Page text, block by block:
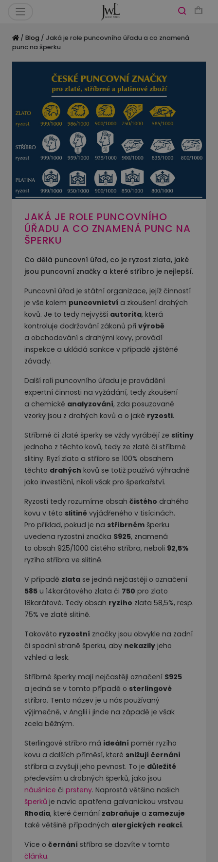
/ Blog / Jaká je role puncovního úřadu a co znamená
punc na šperku
JAKÁ JE ROLE PUNCOVNÍHO
ÚŘADU A CO ZNAMENÁ PUNC NA
ŠPERKU
Co dělá puncovní úřad, co je ryzost zlata, jaké
jsou puncovní značky a které stříbro je nejlepší.
Puncovní úřad je státní organizace, jejíž činností
je vše kolem puncovnictví a zkoušení drahých
kovů. Je to tedy nejvyšší autorita, která
kontroluje dodržování zákonů při výrobě
a obchodování s drahými kovy, provádí
inspekce a ukládá sankce v případě zjištěné
závady.
Další rolí puncovního úřadu je provádění
expertní činnosti na vyžádání, tedy zkoušení
a chemické analyzování, zda posuzované
vzorky jsou z drahých kovů a o jaké ryzosti.
Stříbrné či zlaté šperky se vždy vyrábějí ze slitiny
jednoho z těchto kovů, tedy ze zlaté či stříbrné
slitiny. Ryzí zlato a stříbro se 100% obsahem
těchto drahých kovů se totiž používá výhradně
jako investiční, nikoli však pro šperkařství.
Ryzostí tedy rozumíme obsah čistého drahého
kovu v této slitině vyjádřeného v tisícinách.
Pro příklad, pokud je na stříbrném šperku
uvedena ryzostní značka S925, znamená
to obsah 925/1000 čistého stříbra, neboli 92,5%
ryzího stříbra ve slitině.
V případě zlata se jedná nejčastěji o označení
585 u 14karátového zlata či 750 pro zlato
18karátové. Tedy obsah ryzího zlata 58,5%, resp.
75% ve zlaté slitině.
Takovéto ryzostní značky jsou obvykle na zadní
či spodní straně šperku, aby nekazily jeho
vzhled a lesk.
Stříbrné šperky mají nejčastěji označení S925
a jedná se v tomto případě o sterlingové
stříbro. Tento název je u nás používaný
výjimečně, v Anglii i jinde na západě je však
zcela běžným.
Sterlingové stříbro má ideální poměr ryzího
kovu a dalších příměsí, které snižují černání
stříbra a zvyšují jeho pevnost. To je důležité
především u drobných šperků, jako jsou
náušnice či prsteny. Naprostá většina našich
šperků je navíc opatřena galvanickou vrstvou
Rhodia, které černání zabraňuje a zamezuje
také většině případných alergických reakcí.
Více o černání stříbra se dozvíte v tomto
článku.